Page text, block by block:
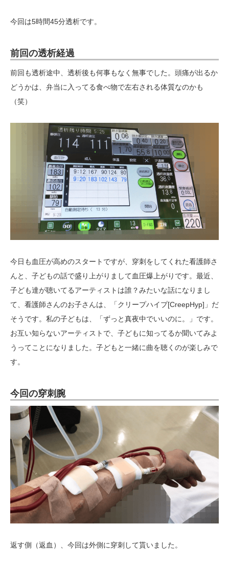
今回は5時間45分透析です。
前回の透析経過
前回も透析途中、透析後も何事もなく無事でした。頭痛が出るか
どうかは、弁当に入ってる食べ物で左右される体質なのかも
（笑）
今日も血圧が高めのスタートですが、穿刺をしてくれた看護師さ
んと、子どもの話で盛り上がりまして血圧爆上がりです。最近、
子ども達が聴いてるアーティストは誰？みたいな話になりまし
て、看護師さんのお子さんは、「クリープハイプ[CreepHyp]」だ
そうです。私の子どもは、「ずっと真夜中でいいのに。」です。
お互い知らないアーティストで、子どもに知ってるか聞いてみよ
うってことになりました。子どもと一緒に曲を聴くのが楽しみで
す。
今回の穿刺腕
返す側（返血）、今回は外側に穿刺して貰いました。